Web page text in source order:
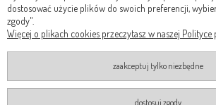
dostosować użycie plików do swoich preferencji,
zgody".
Więcej o plikach cookies przeczytasz w naszej Polityce
zaakceptuj tylko niezbędne
dostosuj zgody